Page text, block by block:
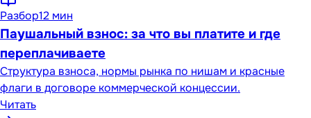
Разбор12 мин
Паушальный взнос: за что вы платите и где
переплачиваете
Структура взноса, нормы рынка по нишам и красные
флаги в договоре коммерческой концессии.
Читать